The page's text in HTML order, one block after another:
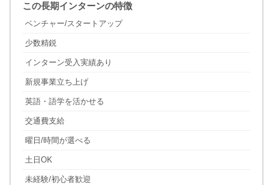
この長期インターンの特徴
ベンチャー/スタートアップ
少数精鋭
インターン受入実績あり
新規事業立ち上げ
英語・語学を活かせる
交通費支給
曜日/時間が選べる
土日OK
未経験/初心者歓迎